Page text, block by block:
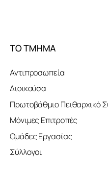
ΤΟ ΤΜΗΜΑ
Αντιπροσωπεία
Διοικούσα
Πρωτοβάθμιο Πειθαρχικό
Μόνιμες Επιτροπές
Ομάδες Εργασίας
Σύλλογοι